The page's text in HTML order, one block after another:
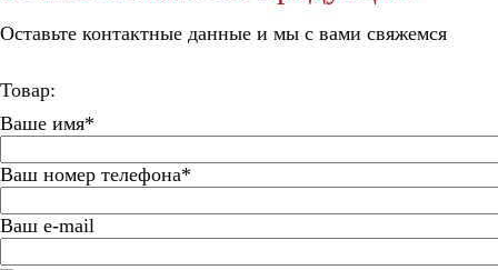
Оставьте контактные данные и мы с вами свяжемся
Товар:
Ваше имя*
Ваш номер телефона*
Ваш e-mail